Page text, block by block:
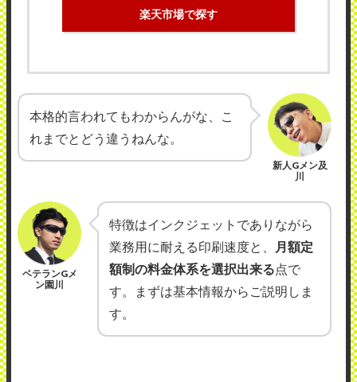
楽天市場で探す
本格的言われてもわからんがな、こ
れまでとどう違うねんな。
新人Gメン及
川
ベテランGメ
ン園川
特徴はインクジェットでありながら
業務用に耐える印刷速度と、
月額定
額制の料金体系を選択出来る点で
す。まずは基本情報からご説明しま
す。